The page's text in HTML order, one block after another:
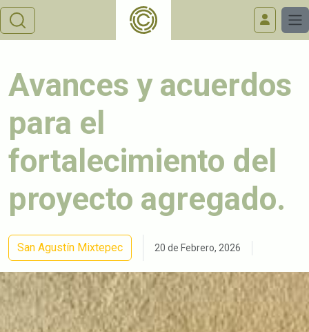
Avances y acuerdos
para el
fortalecimiento del
proyecto agregado.
San Agustín Mixtepec 20 de Febrero, 2026